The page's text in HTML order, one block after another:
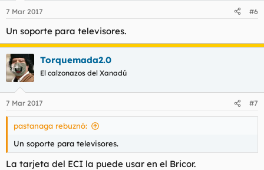
7 Mar 2017 #6
Un soporte para televisores.
Torquemada2.0
El calzonazos del Xanadú
7 Mar 2017 #7
pastanaga rebuznó:
Un soporte para televisores.
La tarjeta del ECI la puede usar en el Bricor.